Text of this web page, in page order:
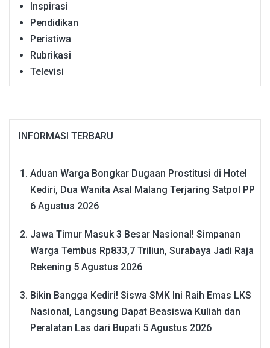
Inspirasi
Pendidikan
Peristiwa
Rubrikasi
Televisi
INFORMASI TERBARU
Aduan Warga Bongkar Dugaan Prostitusi di Hotel
Kediri, Dua Wanita Asal Malang Terjaring Satpol PP
6 Agustus 2026
Jawa Timur Masuk 3 Besar Nasional! Simpanan
Warga Tembus Rp833,7 Triliun, Surabaya Jadi Raja
Rekening 5 Agustus 2026
Bikin Bangga Kediri! Siswa SMK Ini Raih Emas LKS
Nasional, Langsung Dapat Beasiswa Kuliah dan
Peralatan Las dari Bupati 5 Agustus 2026